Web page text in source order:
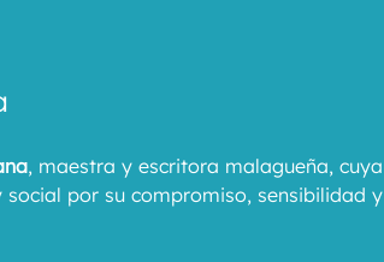
, maestra y escritora malagueña, cuya
por su compromiso, sensibilidad y